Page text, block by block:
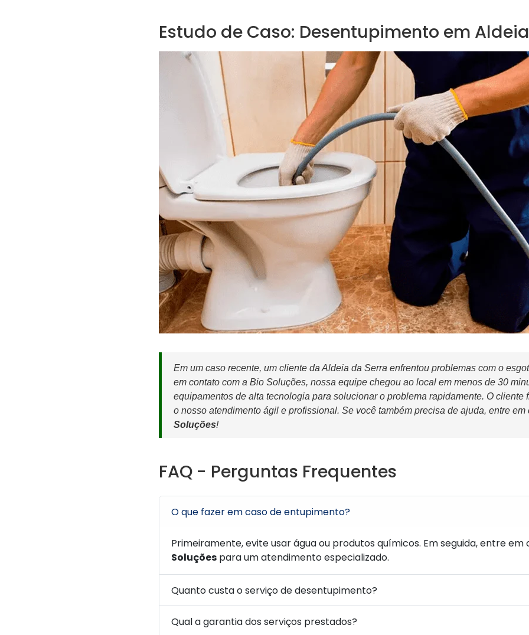
Estudo de Caso: Desentupimento em
Em um caso recente, um cliente da Aldeia da Serra enfrentou problemas com o
em contato com a Bio Soluções, nossa equipe chegou ao local em menos de 30
equipamentos de alta tecnologia para solucionar o problema rapidamente. O cliente
o nosso atendimento ágil e profissional. Se você também precisa de ajuda, entre
Soluções!
FAQ - Perguntas Frequentes
O que fazer em caso de entupimento?
Primeiramente, evite usar água ou produtos químicos. Em seguida, entre
Soluçõespara um atendimento especializado.
Quanto custa o serviço de desentupimento?
Qual a garantia dos serviços prestados?